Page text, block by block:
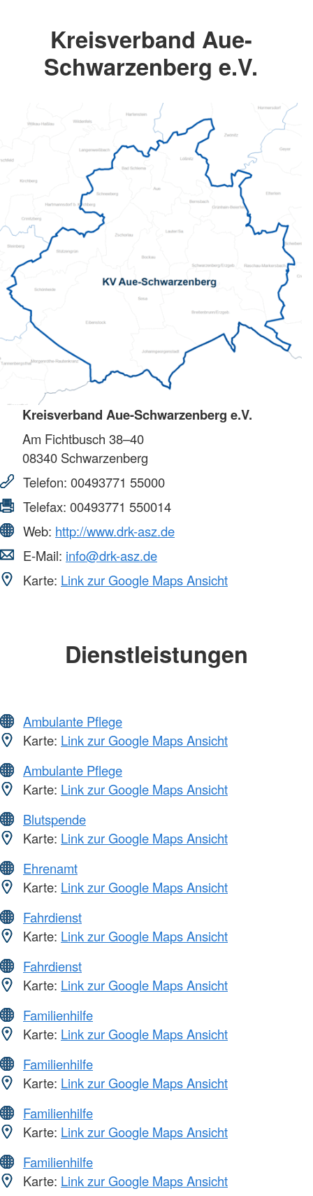
Kreisverband Aue-
Schwarzenberg e.V.
Kreisverband Aue-Schwarzenberg e.V.
Am Fichtbusch 38–40
08340 Schwarzenberg
Telefon: 00493771 55000
Telefax: 00493771 550014
Web: http://www.drk-asz.de
E-Mail: info@drk-asz.de
Karte: Link zur Google Maps Ansicht
Dienstleistungen
Ambulante Pflege
Karte: Link zur Google Maps Ansicht
Ambulante Pflege
Karte: Link zur Google Maps Ansicht
Blutspende
Karte: Link zur Google Maps Ansicht
Ehrenamt
Karte: Link zur Google Maps Ansicht
Fahrdienst
Karte: Link zur Google Maps Ansicht
Fahrdienst
Karte: Link zur Google Maps Ansicht
Familienhilfe
Karte: Link zur Google Maps Ansicht
Familienhilfe
Karte: Link zur Google Maps Ansicht
Familienhilfe
Karte: Link zur Google Maps Ansicht
Familienhilfe
Karte: Link zur Google Maps Ansicht